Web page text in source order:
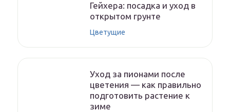
Гейхера: посадка и уход в
открытом грунте
Цветущие
Уход за пионами после
цветения — как правильно
подготовить растение к
зиме